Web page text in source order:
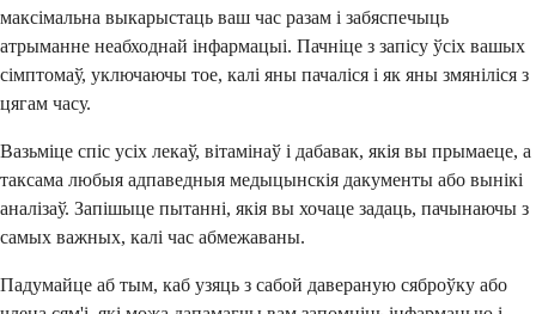
максімальна выкарыстаць ваш час разам і забяспечыць
атрыманне неабходнай інфармацыі. Пачніце з запісу ўсіх вашых
сімптомаў, уключаючы тое, калі яны пачаліся і як яны змяніліся з
цягам часу.
Вазьміце спіс усіх лекаў, вітамінаў і дабавак, якія вы прымаеце, а
таксама любыя адпаведныя медыцынскія дакументы або вынікі
аналізаў. Запішыце пытанні, якія вы хочаце задаць, пачынаючы з
самых важных, калі час абмежаваны.
Падумайце аб тым, каб узяць з сабой давераную сяброўку або